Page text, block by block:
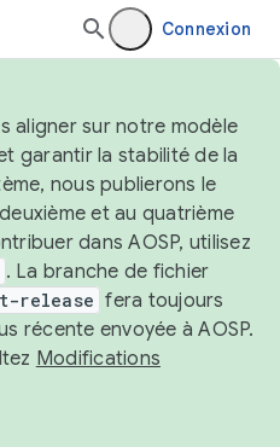
Connexion
aligner sur notre modèle
garantir la stabilité de la
nous publierons le
et au quatrième
dans AOSP, utilisez
. La branche de fichier
release fera toujours
récente envoyée à AOSP.
Modifications